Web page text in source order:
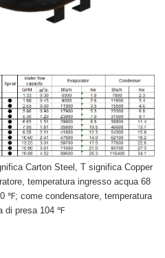
Carton Steel, T significa Copper
temperatura ingresso acqua 68
℉; come condensatore, temperatura
di presa 104 ℉